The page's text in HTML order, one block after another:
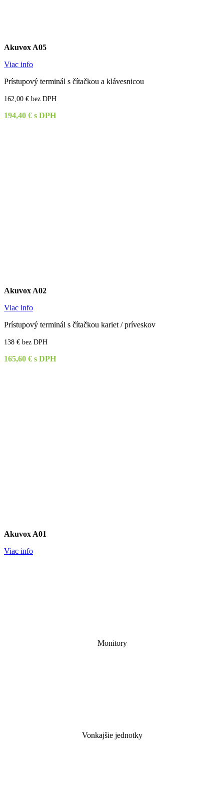
Akuvox A05
Viac info
Prístupový terminál s čítačkou a klávesnicou
162,00 € bez DPH
194,40 € s DPH
Akuvox A02
Viac info
Prístupový terminál s čítačkou kariet / príveskov
138 € bez DPH
165,60 € s DPH
Akuvox A01
Viac info
Monitory
Vonkajšie jednotky